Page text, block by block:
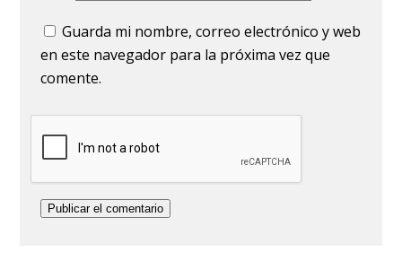
Guarda mi nombre, correo electrónico y web
en este navegador para la próxima vez que
comente.